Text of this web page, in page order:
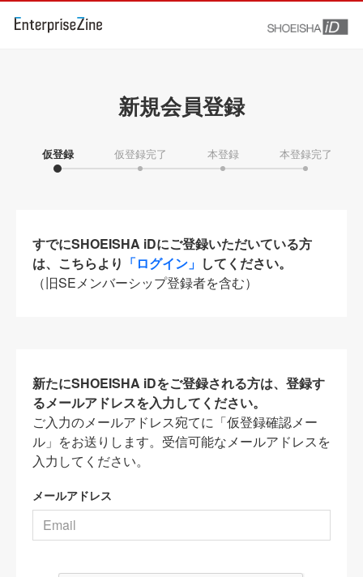
新規会員登録
仮登録 仮登録完了 本登録 本登録完了
すでにSHOEISHA iDにご登録いただいている方
は、こちらより 「ログイン」 してください。
（旧SEメンバーシップ登録者を含む）
新たにSHOEISHA iDをご登録される方は、登録す
るメールアドレスを入力してください。
ご入力のメールアドレス宛てに「仮登録確認メー
ル」をお送りします。受信可能なメールアドレスを
入力してください。
メールアドレス